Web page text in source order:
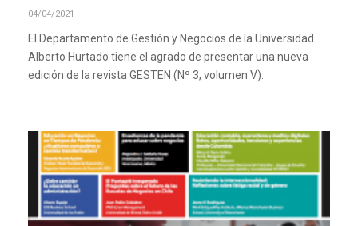
04/04/2021
El Departamento de Gestión y Negocios de la Universidad
Alberto Hurtado tiene el agrado de presentar una nueva
edición de la revista GESTEN (Nº 3, volumen V).